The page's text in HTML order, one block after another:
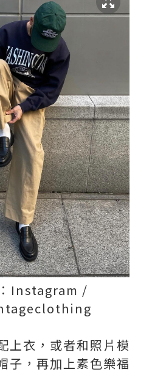
Instagram /
上衣，或者和照片模
子，再加上素色樂福